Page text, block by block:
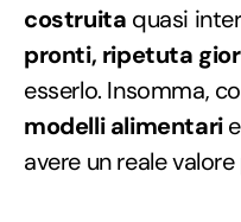
costruita quasi
pronti, ripetuta
esserlo. Insomma,
modelli alimentari
avere un reale